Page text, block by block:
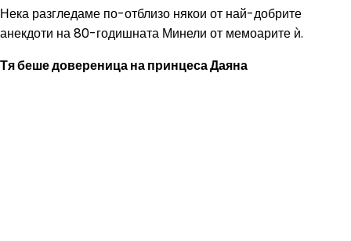
Нека разгледаме по-отблизо някои от най-добрите
анекдоти на 80-годишната Минели от мемоарите ѝ.
Тя беше довереница на принцеса Даяна